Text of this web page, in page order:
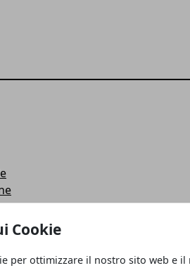
Cookie
per ottimizzare il nostro sito web e il